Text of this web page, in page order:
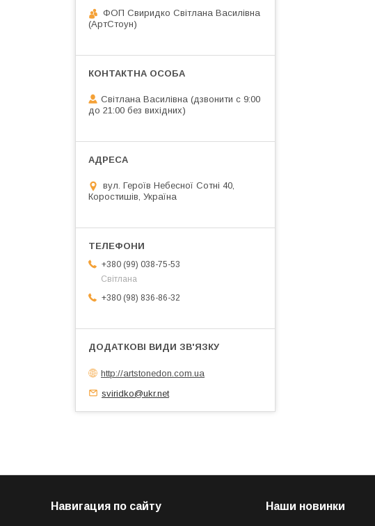
ФОП Свиридко Світлана Василівна
(АртСтоун)
Світлана Василівна (дзвонити с 9:00
до 21:00 без вихідних)
вул. Героїв Небесної Сотні 40,
Коростишів, Україна
+380 (99) 038-75-53
Світлана
+380 (98) 836-86-32
http://artstonedon.com.ua
sviridko@ukr.net
Навигация по сайту Наши новинки